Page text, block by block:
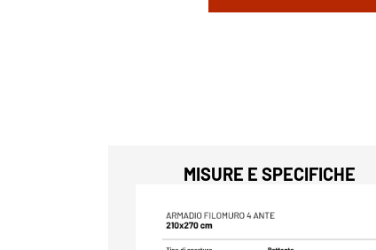
MISURE E SPECIFICHE